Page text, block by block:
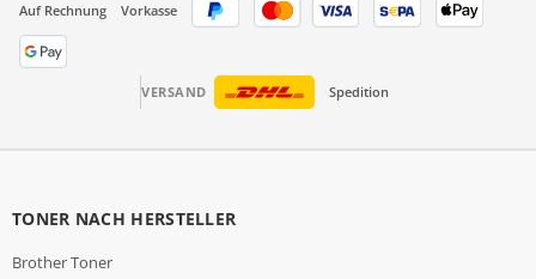
Auf Rechnung
Vorkasse
VERSAND Spedition
TONER NACH HERSTELLER
Brother Toner